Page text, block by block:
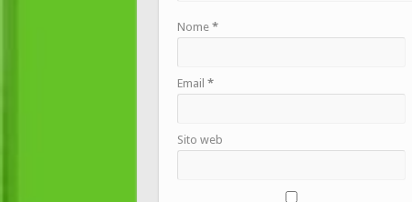
Nome *
Email *
Sito web